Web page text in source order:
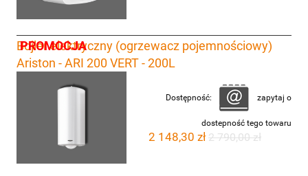
Bojler elektryczny (ogrzewacz pojemnościowy)
Ariston - ARI 200 VERT - 200L
Dostępność: zapytaj o
dostepność tego towaru
2 148,30 zł2 790,00 zł
PROMOCJA